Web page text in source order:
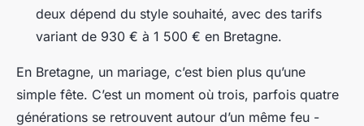
deux dépend du style souhaité, avec des tarifs
variant de 930 € à 1 500 € en Bretagne.
En Bretagne, un mariage, c’est bien plus qu’une
simple fête. C’est un moment où trois, parfois quatre
générations se retrouvent autour d’un même feu -